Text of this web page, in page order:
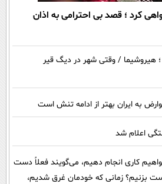
کرد ؛ قصد بی احترامی به اذان
اوت ؛ هیروشیما / وقتی شهر در دیگ قیر
به ایران بهتر از ادامه تنش است
اعلام شد
کاری انجام دهیم، می‌گویند فعلاً دست
بزنیم؟ زمانی که خودمان غرق شدیم،